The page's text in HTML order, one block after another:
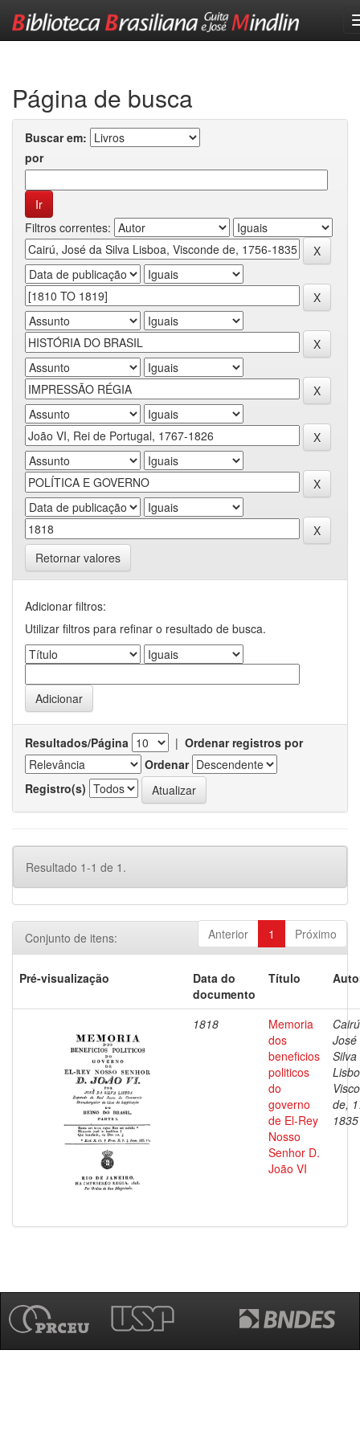
Página de busca
Buscar em:
por
Filtros correntes:
Retornar valores
Adicionar filtros:
Utilizar filtros para refinar o resultado de busca.
Resultados/Página | Ordenar registros por
Ordenar
Registro(s)
Resultado 1-1 de 1.
Anterior 1 Próximo
Conjunto de itens:
Pré-visualização
Data do
documento
Título
1818
Memoria
dos
beneficios
politicos
do
governo
de El-Rey
Nosso
Senhor D.
João VI
José
Silva
de,
1835